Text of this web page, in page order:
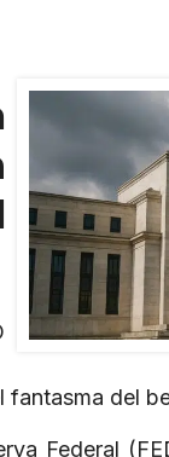
del
Federal